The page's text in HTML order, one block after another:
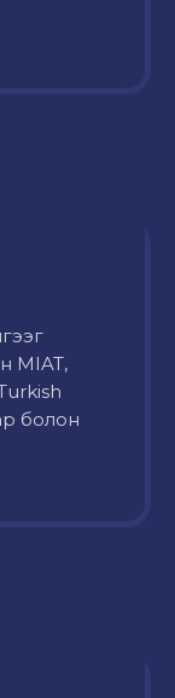
MIAT,
болон